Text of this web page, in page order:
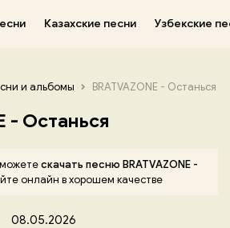
Казахские песни Узбекские
и альбомы BRATVAZONE - Останься
- Останься
скачать песню BRATVAZONE -
онлайн в хорошем качестве
08.05.2026